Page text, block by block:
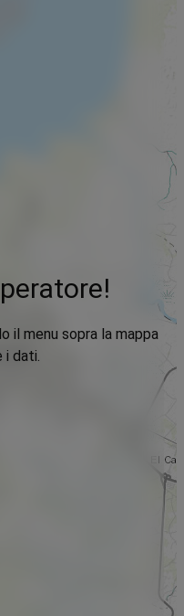
il menu sopra la mappa
i dati.